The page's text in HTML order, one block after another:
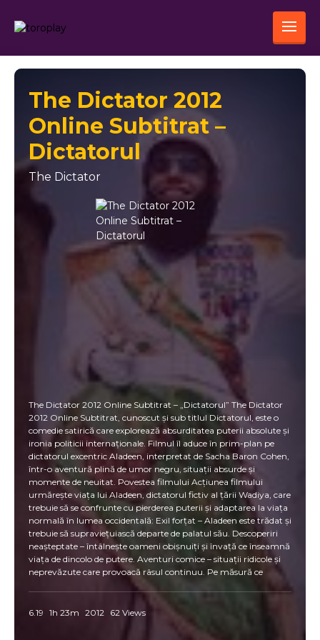
The Dictator 2012
Online Subtitrat –
Dictatorul
The Dictator
The Dictator 2012 Online Subtitrat – „Dictatorul” The Dictator
2012 Online Subtitrat, cunoscut și sub titlul Dictatorul, este o
comedie satirică care explorează absurditatea puterii absolute și
ironia politicii internaționale. Filmul îl aduce în prim-plan pe
dictatorul excentric Aladeen, interpretat de Sacha Baron Cohen,
într-o aventură plină de umor negru, situații absurde și
momente de neuitat. Povestea filmului Acțiunea filmului
urmărește viața lui Aladeen, dictatorul fictiv al țării Wadiya, care
trebuie să se confrunte cu pierderea puterii și adaptarea la viața
normală în lumea occidentală: Exil forțat – Aladeen este trădat și
trebuie să supraviețuiască departe de palatul său. Descoperiri
neașteptate – întâlnește oameni obișnuiți și învață ce înseamnă
viața de dincolo de putere. Aventuri comice – situații ridicole și
neprevăzute care provoacă râsul continuu. Pe măsură ce
încearcă să recupereze controlul asupra țării sale, Aladeen
De ce să vezi The Dictator Online Subtitrat? 😂 Umor inteligent
și satiric – Sacha Baron Cohen într-un rol memorabil. 🌎 Critică
socială subtilă – ironie la adresa puterii și politicii globale. ⭐
6.19 1h 23m 2012 62 Views